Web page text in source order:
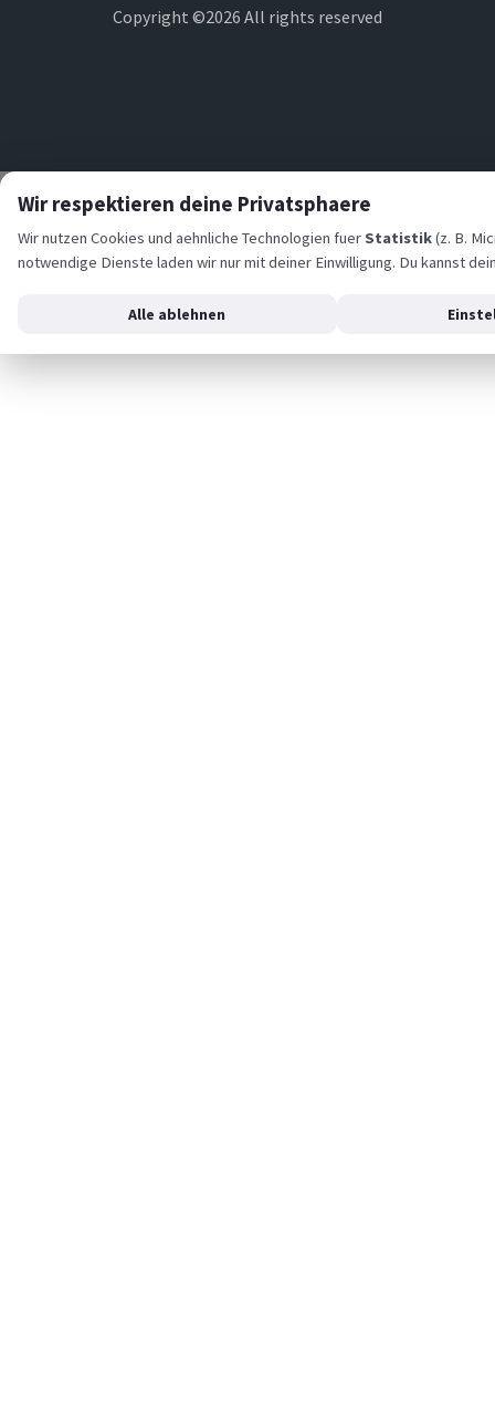
Copyright ©2026 All rights reserved
Wir respektieren deine Privatsphaere
Wir nutzen Cookies und aehnliche Technologien fuerStatistik(z. B.
notwendige Dienste laden wir nur mit deiner Einwilligung. Du kannst
Alle ablehnen